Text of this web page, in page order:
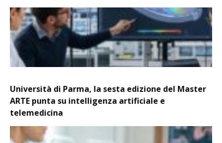
Università di Parma, la sesta edizione del Master
ARTE punta su intelligenza artificiale e
telemedicina